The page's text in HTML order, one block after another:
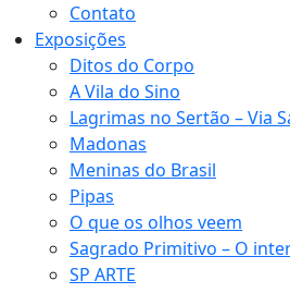
Contato
Exposições
Ditos do Corpo
A Vila do Sino
Lagrimas no Sertão – Via
Madonas
Meninas do Brasil
Pipas
O que os olhos veem
Sagrado Primitivo – O
SP ARTE